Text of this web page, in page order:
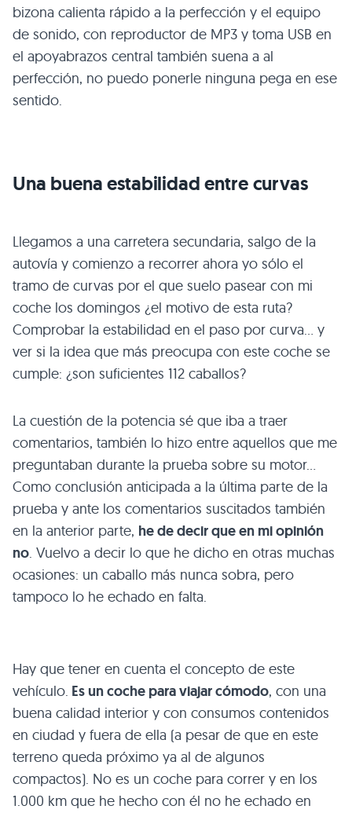
bizona calienta rápido a la perfección y el equipo
de sonido, con reproductor de MP3 y toma USB en
el apoyabrazos central también suena a al
perfección, no puedo ponerle ninguna pega en ese
sentido.
Una buena estabilidad entre curvas
Llegamos a una carretera secundaria, salgo de la
autovía y comienzo a recorrer ahora yo sólo el
tramo de curvas por el que suelo pasear con mi
coche los domingos ¿el motivo de esta ruta?
Comprobar la estabilidad en el paso por curva… y
ver si la idea que más preocupa con este coche se
cumple: ¿son suficientes 112 caballos?
La cuestión de la potencia sé que iba a traer
comentarios, también lo hizo entre aquellos que me
preguntaban durante la prueba sobre su motor…
Como conclusión anticipada a la última parte de la
prueba y ante los comentarios suscitados también
en la anterior parte, he de decir que en mi opinión
no. Vuelvo a decir lo que he dicho en otras muchas
ocasiones: un caballo más nunca sobra, pero
tampoco lo he echado en falta.
Hay que tener en cuenta el concepto de este
vehículo. Es un coche para viajar cómodo, con una
buena calidad interior y con consumos contenidos
en ciudad y fuera de ella (a pesar de que en este
terreno queda próximo ya al de algunos
compactos). No es un coche para correr y en los
1.000 km que he hecho con él no he echado en